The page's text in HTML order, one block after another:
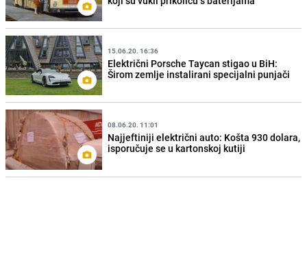
15.06.20. 16:36
Električni Porsche Taycan stigao u BiH:
Širom zemlje instalirani specijalni punjači
08.06.20. 11:01
Najjeftiniji električni auto: Košta 930 dolara,
isporučuje se u kartonskoj kutiji